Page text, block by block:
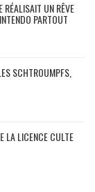
UN RÊVE
PARTOUT
SCHTROUMPFS,
LA LICENCE CULTE